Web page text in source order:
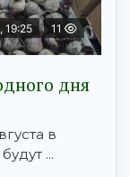
19:25 11
дня
в
...